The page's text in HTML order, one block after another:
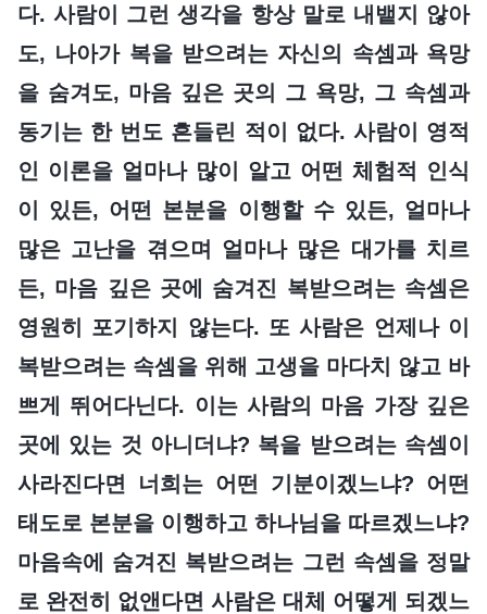
다. 사람이 그런 생각을 항상 말로 내뱉지 않아
도, 나아가 복을 받으려는 자신의 속셈과 욕망
을 숨겨도, 마음 깊은 곳의 그 욕망, 그 속셈과
동기는 한 번도 흔들린 적이 없다. 사람이 영적
인 이론을 얼마나 많이 알고 어떤 체험적 인식
이 있든, 어떤 본분을 이행할 수 있든, 얼마나
많은 고난을 겪으며 얼마나 많은 대가를 치르
든, 마음 깊은 곳에 숨겨진 복받으려는 속셈은
영원히 포기하지 않는다. 또 사람은 언제나 이
복받으려는 속셈을 위해 고생을 마다치 않고 바
쁘게 뛰어다닌다. 이는 사람의 마음 가장 깊은
곳에 있는 것 아니더냐? 복을 받으려는 속셈이
사라진다면 너희는 어떤 기분이겠느냐? 어떤
태도로 본분을 이행하고 하나님을 따르겠느냐?
마음속에 숨겨진 복받으려는 그런 속셈을 정말
로 완전히 없앤다면 사람은 대체 어떻게 되겠느